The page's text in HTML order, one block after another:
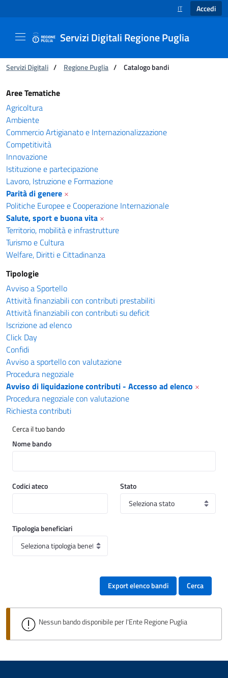
SELEZIONE
IT Accedi
Servizi Digitali Regione Puglia
Ti trovi in:
Servizi Digitali / Regione Puglia / Catalogo bandi
Catalogo bandi - Servizi Digitali Regione
Aree Tematiche
Agricoltura
Ambiente
Commercio Artigianato e Internazionalizzazione
Competitività
Innovazione
Istituzione e partecipazione
Lavoro, Istruzione e Formazione
Parità di genere ×
Politiche Europee e Cooperazione Internazionale
Salute, sport e buona vita ×
Territorio, mobilità e infrastrutture
Turismo e Cultura
Welfare, Diritti e Cittadinanza
Tipologie
Avviso a Sportello
Attività finanziabili con contributi prestabiliti
Attività finanziabili con contributi su deficit
Iscrizione ad elenco
Click Day
Confidi
Avviso a sportello con valutazione
Procedura negoziale
Avviso di liquidazione contributi - Accesso ad elenco ×
Procedura negoziale con valutazione
Richiesta contributi
Cerca il tuo bando
Nome bando
Codici ateco Stato
Tipologia beneficiari
Export elenco bandi Cerca
Nessun bando disponibile per l'Ente Regione Puglia